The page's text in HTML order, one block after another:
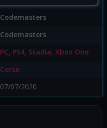
Codemasters
Codemasters
PC, PS4, Stadia, Xbox One
Corse
07/07/2020